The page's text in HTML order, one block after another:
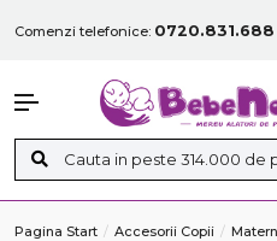
Comenzi telefonice: 0720.831.688
Pagina Start Accesorii Copii